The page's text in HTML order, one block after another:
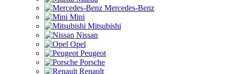
Mercedes-Benz
Mini
Mitsubishi
Nissan
Opel
Peugeot
Porsche
Renault